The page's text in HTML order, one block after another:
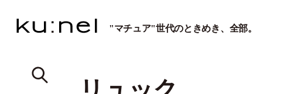
"マチュア"世代のときめき、全部。